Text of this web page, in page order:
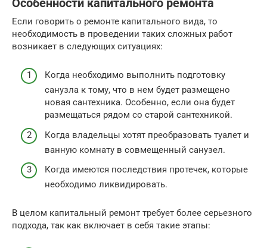
Особенности капитального ремонта
Если говорить о ремонте капитального вида, то
необходимость в проведении таких сложных работ
возникает в следующих ситуациях:
Когда необходимо выполнить подготовку
санузла к тому, что в нем будет размещено
новая сантехника. Особенно, если она будет
размещаться рядом со старой сантехникой.
Когда владельцы хотят преобразовать туалет и
ванную комнату в совмещенный санузел.
Когда имеются последствия протечек, которые
необходимо ликвидировать.
В целом капитальный ремонт требует более серьезного
подхода, так как включает в себя такие этапы: